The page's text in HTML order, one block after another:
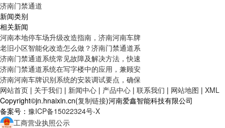
济南门禁通道
新闻类别
相关新闻
河南本地停车场升级改造指南，济南河南车牌
老旧小区智能化改造怎么做？济南门禁通道系
济南门禁通道系统常见故障及解决方法，快速
济南门禁通道系统在写字楼中的应用，兼顾安
济南河南车牌识别系统的安装调试要点，确保
网站首页 | 关于我们 | 新闻中心 | 产品中心 | 联系我们 | 网站地图 | XML
Copyright©jn.hnaixin.cn(复制链接)河南爱鑫智能科技有限公司
备案号： 豫ICP备15022324号-X
工商营业执照公示